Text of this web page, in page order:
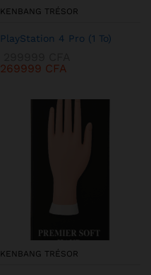
KENBANG TRÉSOR
PlayStation 4 Pro (1 To)
269999 CFA
KENBANG TRÉSOR